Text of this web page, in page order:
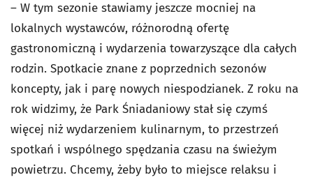
– W tym sezonie stawiamy jeszcze mocniej na
lokalnych wystawców, różnorodną ofertę
gastronomiczną i wydarzenia towarzyszące dla całych
rodzin. Spotkacie znane z poprzednich sezonów
koncepty, jak i parę nowych niespodzianek. Z roku na
rok widzimy, że Park Śniadaniowy stał się czymś
więcej niż wydarzeniem kulinarnym, to przestrzeń
spotkań i wspólnego spędzania czasu na świeżym
powietrzu. Chcemy, żeby było to miejsce relaksu i